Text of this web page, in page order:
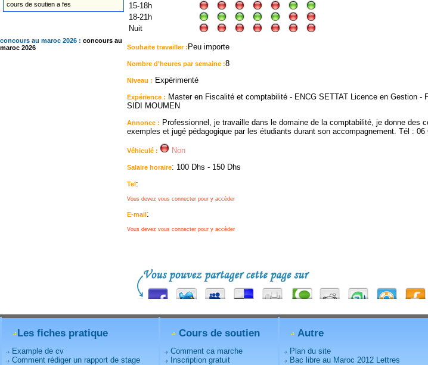
cours de soutien a fes
concours au maroc 2026 : concours au
maroc 2026
15-18h
18-21h
Nuit
Souhaite travailler : Peu importe
Nombre d'heures par semaine :8
Niveau : Expérimenté
Expérience : Master en Fiscalité et comptabilité - ENCG SETTAT Licence en Gestion
SIDI MOUMEN
Annonce : Professionnel, je travaille dans le domaine de la comptabilité, je donne des
exemples et jugé pédagogique par les étudiants durant son accompagnement. Tél :
Véhiculé : Non
Salaire horaire: 100 Dhs - 150 Dhs
Tel:
Vous devez vous connecter pour y accèder
E-mail:
Vous devez vous connecter pour y accèder
Les fiches pratique
Example de cv
Comment rédiger un rapport de stage
Cours de soutien
Comment ca marche
Inscription gratuit
Autre
Plan du site
Bac libre au Maroc 2012 Lettres